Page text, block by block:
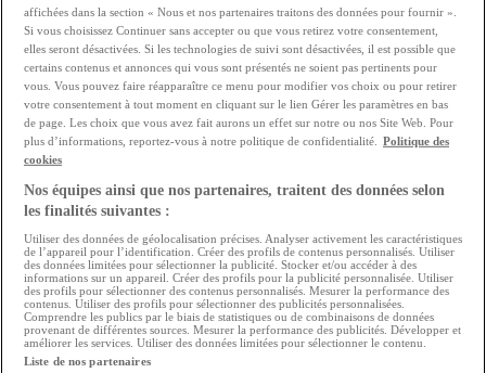
Lire l'analyse
Consultez les plans locaux d’urbanisme
(PLU) et autres plans
Ils sont consultables gratuitement en mairie. Ils
contiennent beaucoup d'informations. Mais ces
documents administratifs sont difficiles à
affichées dans la section « Nous et nos partenaires traitons des données pour fournir ».
Si vous choisissez Continuer sans accepter ou que vous retirez votre consentement,
elles seront désactivées. Si les technologies de suivi sont désactivées, il est possible que
certains contenus et annonces qui vous sont présentés ne soient pas pertinents pour
vous. Vous pouvez faire réapparaître ce menu pour modifier vos choix ou pour retirer
votre consentement à tout moment en cliquant sur le lien Gérer les paramètres en bas
de page. Les choix que vous avez fait aurons un effet sur notre ou nos Site Web. Pour
plus d’informations, reportez-vous à notre politique de confidentialité.
Politique des
cookies
Nos équipes ainsi que nos partenaires, traitent des données selon
les finalités suivantes :
Utiliser des données de géolocalisation précises. Analyser activement les caractéristiques
de l’appareil pour l’identification. Créer des profils de contenus personnalisés. Utiliser
des données limitées pour sélectionner la publicité. Stocker et/ou accéder à des
informations sur un appareil. Créer des profils pour la publicité personnalisée. Utiliser
des profils pour sélectionner des contenus personnalisés. Mesurer la performance des
contenus. Utiliser des profils pour sélectionner des publicités personnalisées.
Comprendre les publics par le biais de statistiques ou de combinaisons de données
provenant de différentes sources. Mesurer la performance des publicités. Développer et
améliorer les services. Utiliser des données limitées pour sélectionner le contenu.
Liste de nos partenaires